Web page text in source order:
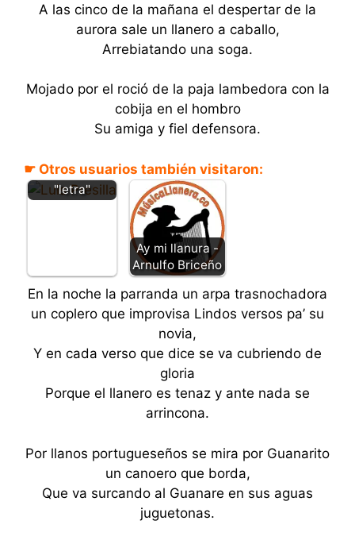
A las cinco de la mañana el despertar de la
aurora sale un llanero a caballo,
Arrebiatando una soga.
Mojado por el roció de la paja lambedora con la
cobija en el hombro
Su amiga y fiel defensora.
☛ Otros usuarios también visitaron:
Luis Presilla -
"letra"
Ay mi llanura -
Arnulfo Briceño
En la noche la parranda un arpa trasnochadora
un coplero que improvisa Lindos versos pa’ su
novia,
Y en cada verso que dice se va cubriendo de
gloria
Porque el llanero es tenaz y ante nada se
arrincona.
Por llanos portugueseños se mira por Guanarito
un canoero que borda,
Que va surcando al Guanare en sus aguas
juguetonas.